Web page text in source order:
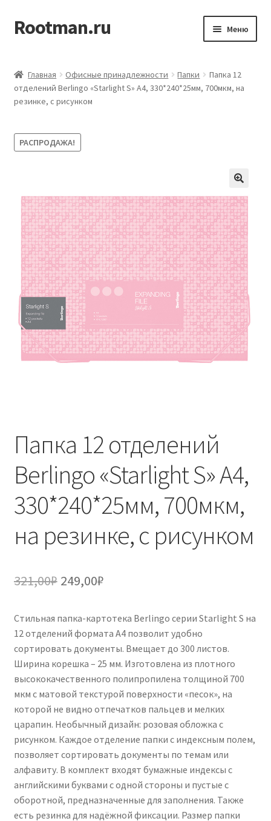
Перейти
к
Перейти
к
Rootman.ru Меню
меню
Офисные принадлежности
Товары для учёбы
меню
Главная Офисные принадлежности Папки
Папка 12
отделений Berlingo «Starlight S» А4, 330*240*25мм, 700мкм, на
резинке, c рисунком
РАСПРОДАЖА!
Папка 12 отделений
Berlingo «Starlight S» А4,
330*240*25мм, 700мкм,
на резинке, c рисунком
321,00₽ Первоначальная
составляла
321,00₽.
249,00₽Текущая
249,00₽.
Стильная папка-картотека Berlingo серии Starlight S на
12 отделений формата А4 позволит удобно
сортировать документы. Вмещает до 300 листов.
Ширина корешка – 25 мм. Изготовлена из плотного
высококачественного полипропилена толщиной 700
мкм с матовой текстурой поверхности «песок», на
которой не видно отпечатков пальцев и мелких
царапин. Необычный дизайн: розовая обложка с
рисунком. Каждое отделение папки с индексным полем,
позволяет сортировать документы по темам или
алфавиту. В комплект входят бумажные индексы с
английскими буквами с одной стороны и пустые с
оборотной, предназначенные для заполнения. Также
есть резинка для надёжной фиксации. Размер папки